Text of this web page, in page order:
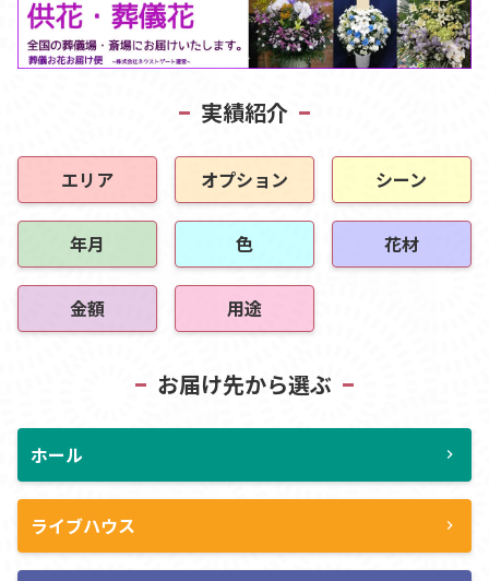
実績紹介
エリア オプション シーン
年月 色 花材
金額 用途
お届け先から選ぶ
ホール chevron_right
ライブハウス chevron_right